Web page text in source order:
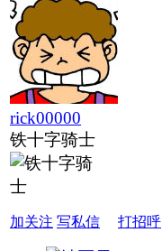
rick00000
铁十字骑士
加关注 写私信 打招呼